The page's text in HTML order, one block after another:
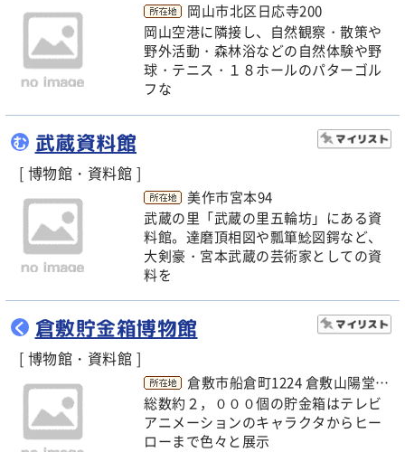
岡山市北区日応寺200
岡山空港に隣接し、自然観察・散策や
野外活動・森林浴などの自然体験や野
球・テニス・１８ホールのパターゴル
フな
む 武蔵資料館
[ 博物館・資料館 ]
美作市宮本94
武蔵の里「武蔵の里五輪坊」にある資
料館。達磨頂相図や瓢箪鯰図鍔など、
大剣豪・宮本武蔵の芸術家としての資
料を
く 倉敷貯金箱博物館
[ 博物館・資料館 ]
倉敷市船倉町1224 倉敷山陽堂アンティークモール 2F
総数約２，０００個の貯金箱はテレビ
アニメーションのキャラクタからヒー
ローまで色々と展示